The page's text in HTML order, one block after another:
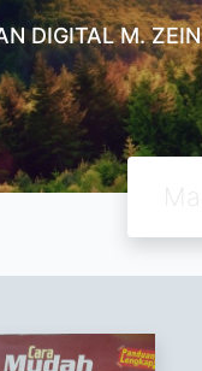
DIGITAL M. ZEIN